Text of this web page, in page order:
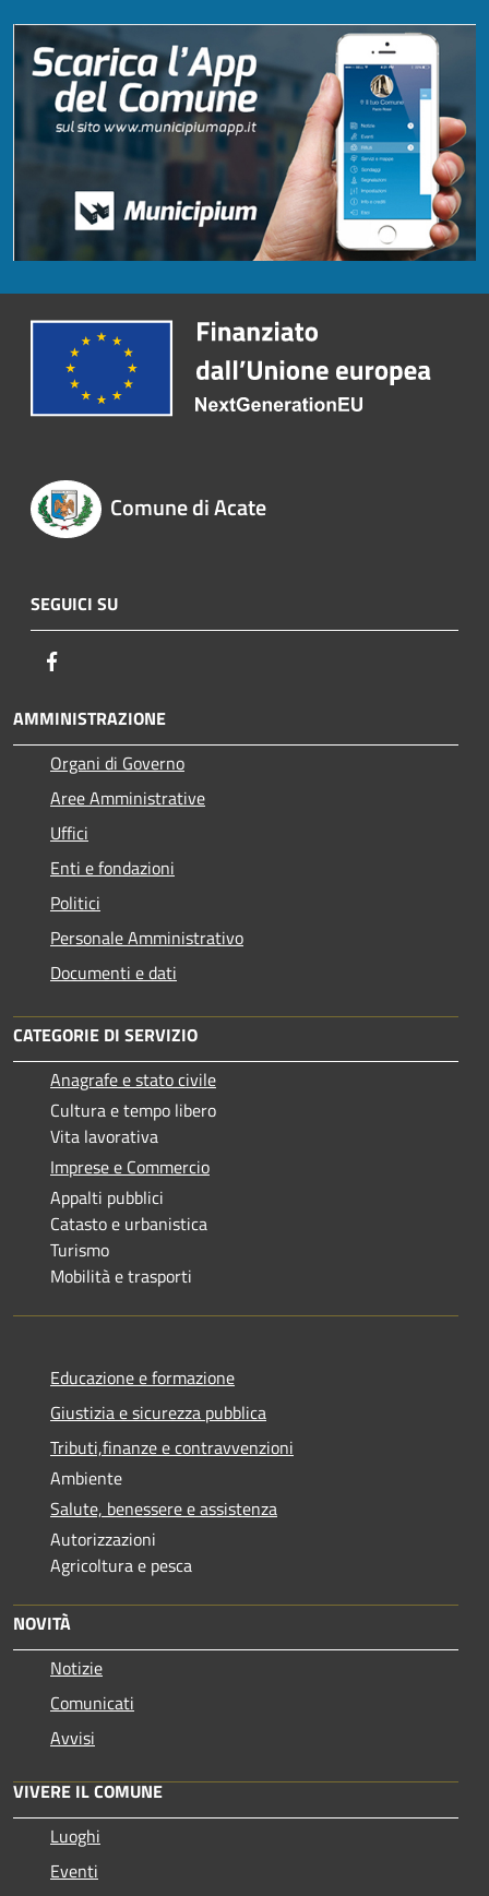
Comune di Acate
SEGUICI SU
AMMINISTRAZIONE
Organi di Governo
Aree Amministrative
Uffici
Enti e fondazioni
Politici
Personale Amministrativo
Documenti e dati
CATEGORIE DI SERVIZIO
Anagrafe e stato civile
Cultura e tempo libero
Vita lavorativa
Imprese e Commercio
Appalti pubblici
Catasto e urbanistica
Turismo
Mobilità e trasporti
Educazione e formazione
Giustizia e sicurezza pubblica
Tributi,finanze e contravvenzioni
Ambiente
Salute, benessere e assistenza
Autorizzazioni
Agricoltura e pesca
NOVITÀ
Notizie
Comunicati
Avvisi
VIVERE IL COMUNE
Luoghi
Eventi